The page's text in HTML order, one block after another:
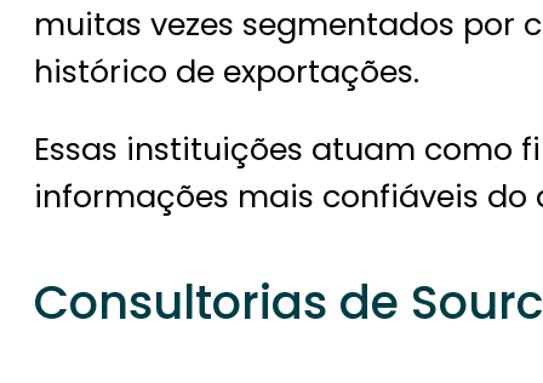
muitas vezes segmentados por
histórico de exportações.
Essas instituições atuam como
informações mais confiáveis do
Consultorias de